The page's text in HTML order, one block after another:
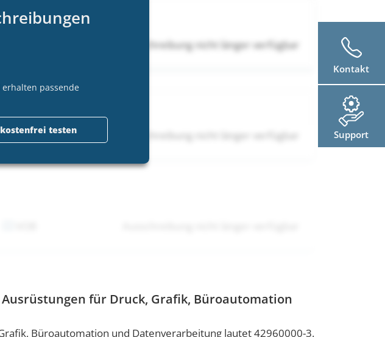
Ausschreibung nicht länger verfügbar
VOB Ausschreibung nicht länger verfügbar
passende
testen
für Druck, Grafik, Büroautomation
Büroautomation und Datenverarbeitung lautet 42960000-3.
Kontakt
Support